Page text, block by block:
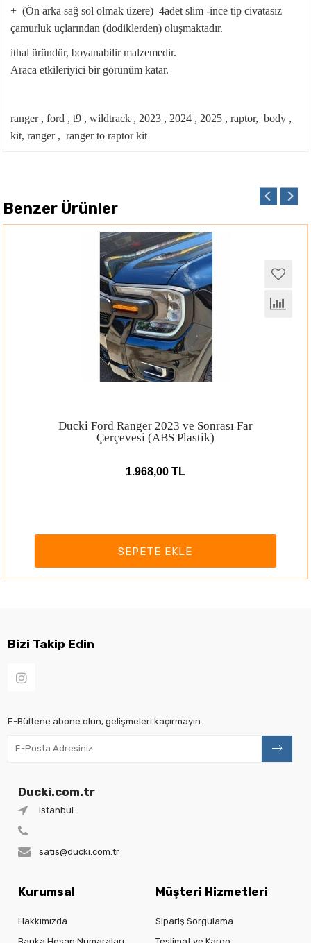
+ (Ön arka sağ sol olmak üzere) 4adet slim -ince tip civatasız
çamurluk uçlarından (dodiklerden) oluşmaktadır.
ithal üründür, boyanabilir malzemedir.
Araca etkileriyici bir görünüm katar.
ranger , ford , t9 , wildtrack , 2023 , 2024 , 2025 , raptor, body ,
kit, ranger , ranger to raptor kit
Benzer Ürünler
Ducki Ford Ranger 2023 ve Sonrası Far
Çerçevesi (ABS Plastik)
1.968,00 TL
SEPETE EKLE
Ducki.com.tr
Istanbul
satis@ducki.com.tr
Kurumsal
Hakkımızda
Müşteri Hizmetleri
Sipariş Sorgulama
Bizi Takip Edin
E-Bültene abone olun, gelişmeleri kaçırmayın.